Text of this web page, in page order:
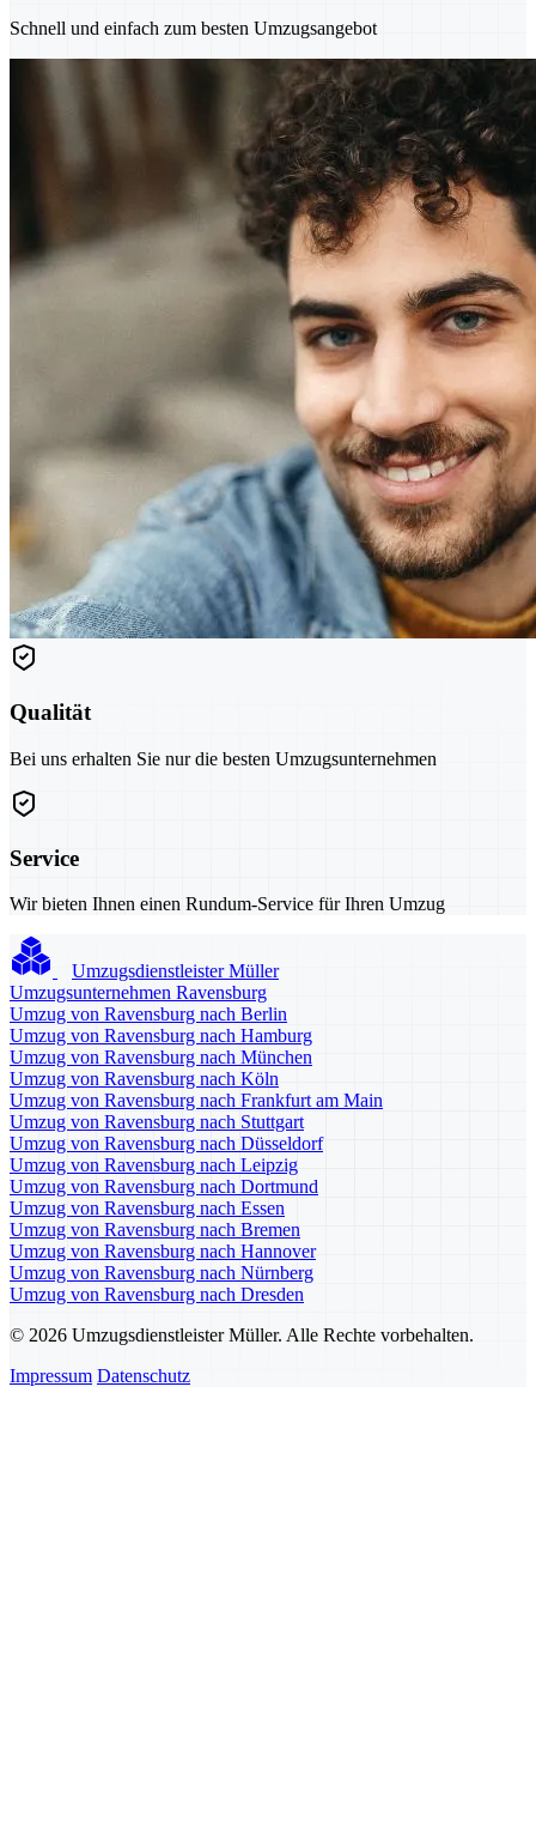
Schnell und einfach zum besten Umzugsangebot
Qualität
Bei uns erhalten Sie nur die besten Umzugsunternehmen
Service
Wir bieten Ihnen einen Rundum-Service für Ihren Umzug
Umzugsdienstleister Müller
Umzugsunternehmen Ravensburg
Umzug von Ravensburg nach Berlin
Umzug von Ravensburg nach Hamburg
Umzug von Ravensburg nach München
Umzug von Ravensburg nach Köln
Umzug von Ravensburg nach Frankfurt am Main
Umzug von Ravensburg nach Stuttgart
Umzug von Ravensburg nach Düsseldorf
Umzug von Ravensburg nach Leipzig
Umzug von Ravensburg nach Dortmund
Umzug von Ravensburg nach Essen
Umzug von Ravensburg nach Bremen
Umzug von Ravensburg nach Hannover
Umzug von Ravensburg nach Nürnberg
Umzug von Ravensburg nach Dresden
© 2026 Umzugsdienstleister Müller. Alle Rechte vorbehalten.
Impressum Datenschutz